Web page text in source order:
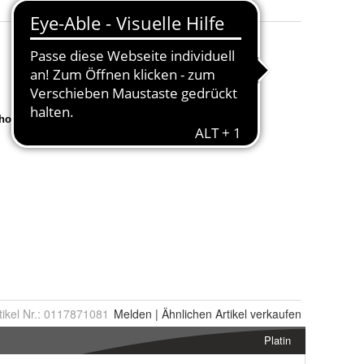
Nr.: 0117871081 Melden | Ähnlichen Artikel verkaufen
Platin